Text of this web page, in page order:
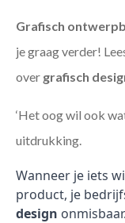
Grafisch
je graag verder!
over grafisch
‘Het oog wil ook
uitdrukking.
Wanneer je iets
product, je
design onmisbaar.